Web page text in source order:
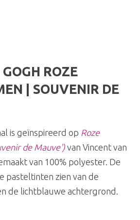
ROZE
| SOUVENIR DE
is geïnspireerd op Roze
de Mauve') van Vincent van
van 100% polyester. De
pasteltinten zien van de
de lichtblauwe achtergrond.